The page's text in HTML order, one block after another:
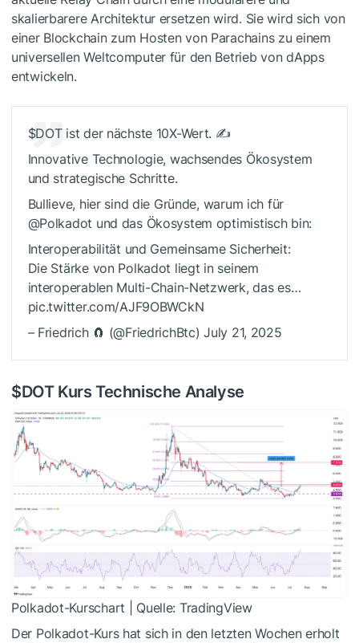
skalierbarere Architektur ersetzen wird. Sie wird sich von
einer Blockchain zum Hosten von Parachains zu einem
universellen Weltcomputer für den Betrieb von dApps
entwickeln.
$DOTist der nächste 10X-Wert. ✍️
Innovative Technologie, wachsendes Ökosystem
und strategische Schritte.
Bullieve, hier sind die Gründe, warum ich für
@Polkadot und das Ökosystem optimistisch bin:
Interoperabilität und Gemeinsame Sicherheit:
Die Stärke von Polkadot liegt in seinem
interoperablen Multi-Chain-Netzwerk, das es…
pic.twitter.com/AJF9OBWCkN
– Friedrich 🧲 (@FriedrichBtc) July 21, 2025
$DOTKurs Technische Analyse
Polkadot-Kurschart | Quelle: TradingView
Der Polkadot-Kurs hat sich in den letzten Wochen erholt